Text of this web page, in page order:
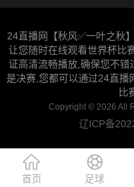
24直播网【秋风✅一叶之秋
让您随时在线观看世界杯比
证高清流畅播放,确保您不
是决赛,您都可以通过24直播
比
Copyright © 2026 All
辽ICP备
首页 足球